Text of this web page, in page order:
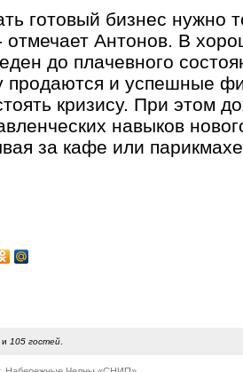
готовый бизнес нужно
отмечает Антонов. В
до плачевного
продаются и успешные
кризису. При этом
навыков
за кафе или
105 гостей.